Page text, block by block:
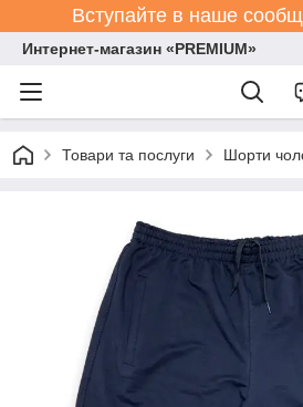
Вступайте в наше
Интернет-магазин «PREMIUM»
Товари та послуги Шорти